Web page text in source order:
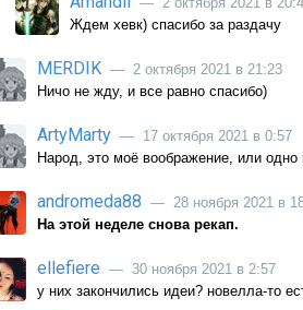
Ждем хевк) спасибо за раздачу
MERDIK — 2 октября 2021 в 21:23
Ничо не жду, и все равно спасибо)
ArtyMarty — 17 октября 2021 в 0:57
Народ, это моё воображение, или
andromeda88 — 28 ноября 2021 в
На этой неделе снова рекап.
ellefiere — 30 ноября 2021 в 2:57
у них закончились идеи? новелла-то